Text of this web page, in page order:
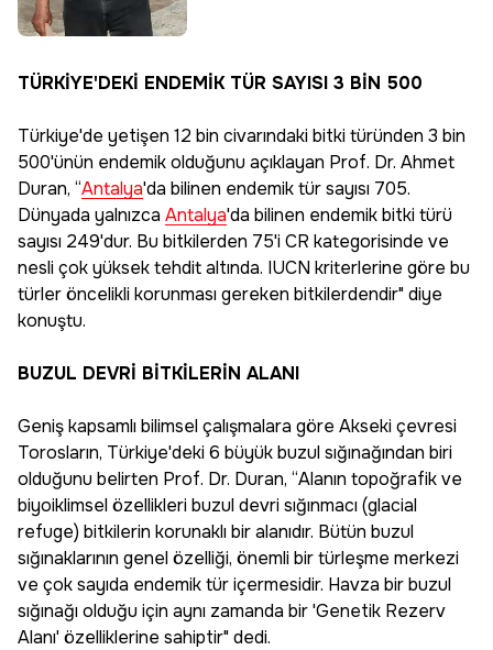
TÜRKİYE'DEKİ ENDEMİK TÜR SAYISI 3 BİN 500
Türkiye'de yetişen 12 bin civarındaki bitki türünden 3 bin
500'ünün endemik olduğunu açıklayan Prof. Dr. Ahmet
Duran, “Antalya'da bilinen endemik tür sayısı 705.
Dünyada yalnızca Antalya'da bilinen endemik bitki türü
sayısı 249'dur. Bu bitkilerden 75'i CR kategorisinde ve
nesli çok yüksek tehdit altında. IUCN kriterlerine göre bu
türler öncelikli korunması gereken bitkilerdendir" diye
konuştu.
BUZUL DEVRİ BİTKİLERİN ALANI
Geniş kapsamlı bilimsel çalışmalara göre Akseki çevresi
Torosların, Türkiye'deki 6 büyük buzul sığınağından biri
olduğunu belirten Prof. Dr. Duran, “Alanın topoğrafik ve
biyoiklimsel özellikleri buzul devri sığınmacı (glacial
refuge) bitkilerin korunaklı bir alanıdır. Bütün buzul
sığınaklarının genel özelliği, önemli bir türleşme merkezi
ve çok sayıda endemik tür içermesidir. Havza bir buzul
sığınağı olduğu için aynı zamanda bir 'Genetik Rezerv
Alanı' özelliklerine sahiptir" dedi.